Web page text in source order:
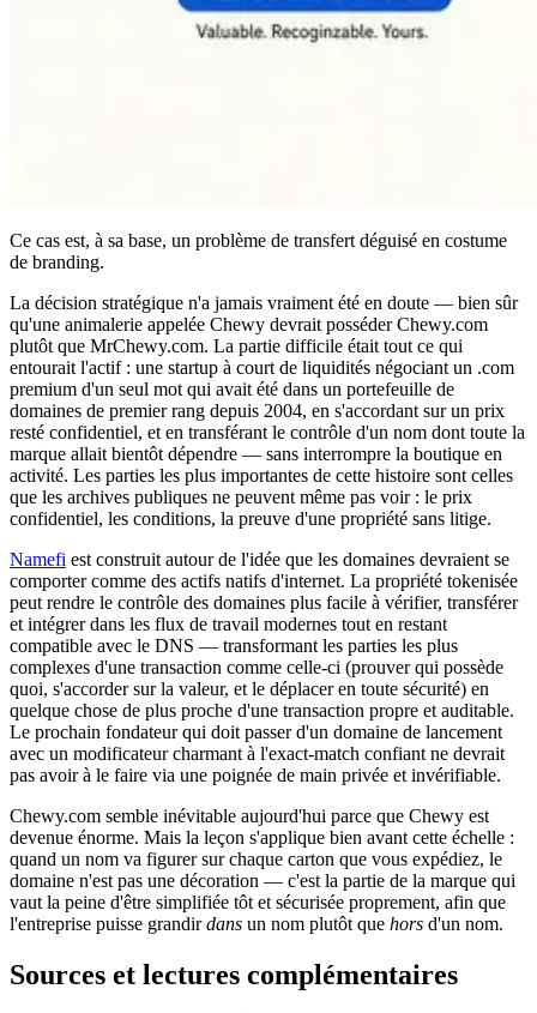
Ce cas est, à sa base, un problème de transfert déguisé en costume
de branding.
La décision stratégique n'a jamais vraiment été en doute — bien sûr
qu'une animalerie appelée Chewy devrait posséder Chewy.com
plutôt que MrChewy.com. La partie difficile était tout ce qui
entourait l'actif : une startup à court de liquidités négociant un .com
premium d'un seul mot qui avait été dans un portefeuille de
domaines de premier rang depuis 2004, en s'accordant sur un prix
resté confidentiel, et en transférant le contrôle d'un nom dont toute la
marque allait bientôt dépendre — sans interrompre la boutique en
activité. Les parties les plus importantes de cette histoire sont celles
que les archives publiques ne peuvent même pas voir : le prix
confidentiel, les conditions, la preuve d'une propriété sans litige.
Namefi est construit autour de l'idée que les domaines devraient se
comporter comme des actifs natifs d'internet. La propriété tokenisée
peut rendre le contrôle des domaines plus facile à vérifier, transférer
et intégrer dans les flux de travail modernes tout en restant
compatible avec le DNS — transformant les parties les plus
complexes d'une transaction comme celle-ci (prouver qui possède
quoi, s'accorder sur la valeur, et le déplacer en toute sécurité) en
quelque chose de plus proche d'une transaction propre et auditable.
Le prochain fondateur qui doit passer d'un domaine de lancement
avec un modificateur charmant à l'exact-match confiant ne devrait
pas avoir à le faire via une poignée de main privée et invérifiable.
Chewy.com semble inévitable aujourd'hui parce que Chewy est
devenue énorme. Mais la leçon s'applique bien avant cette échelle :
quand un nom va figurer sur chaque carton que vous expédiez, le
domaine n'est pas une décoration — c'est la partie de la marque qui
vaut la peine d'être simplifiée tôt et sécurisée proprement, afin que
l'entreprise puisse grandirdans un nom plutôt que hors d'un nom.
Sources et lectures complémentaires